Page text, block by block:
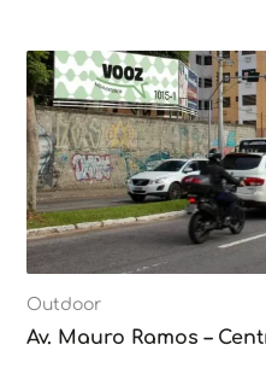
Outdoor
Av. Mauro Ramos –